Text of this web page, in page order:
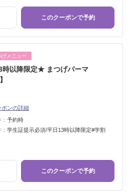
このクーポンで予約
げメニュー
時以降限定★ まつげパーマ
ポンの詳細
予約時
学生証提示必須/平日13時以降限定#学割
このクーポンで予約